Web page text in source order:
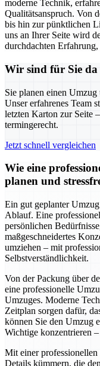
moderne Technik,
Qualitätsanspruch. Von
bis hin zur pünktlichen
uns an Ihrer Seite wird
durchdachten
Wir sind für Sie da
Sie planen einen Umzug
Unser erfahrenes Team
letzten Karton zur Seite
termingerecht.
Jetzt schnell vergleichen
Wie eine
planen und
Ein gut geplanter
Ablauf. Eine
persönlichen
maßgeschneidertes
umziehen – mit
Selbstverständlichkeit.
Von der Packung über
eine professionelle
Umzuges. Moderne
Zeitplan sorgen dafür,
können Sie den Umzug
Wichtige konzentrieren
Mit einer
Details kümmern, die